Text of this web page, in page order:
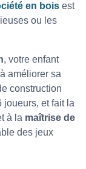
en boisest
ou les
, votre enfant
améliorer sa
construction
joueurs, et fait la
à la maîtrise de
des jeux